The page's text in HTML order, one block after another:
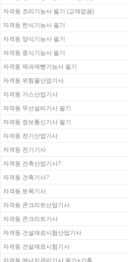
자격동 조리기능사 필기 (교재없음)
자격동 한식기능사 필기
자격동 양식기능사 필기
자격동 중식기능사 필기
자격동 제과제빵기능사 필기
자격동 위험물산업기사
자격동 가스산업기사
자격동 무선설비기사 필기
자격동 정보통신기사 필기
자격동 전기산업기사
자격동 전기기사
자격동 건축산업기사?
자격동 건축기사?
자격동 토목기사
자격동 콘크리트산업기사
자격동 콘크리트기사
자격동 건설재료시험산업기사
자격동 건설재료시험기사